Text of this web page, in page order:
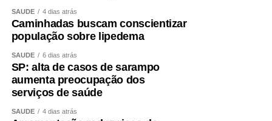
SAÚDE 4 dias atrás
Caminhadas buscam conscientizar
população sobre lipedema
SAÚDE 6 dias atrás
SP: alta de casos de sarampo
aumenta preocupação dos
serviços de saúde
SAÚDE 4 dias atrás